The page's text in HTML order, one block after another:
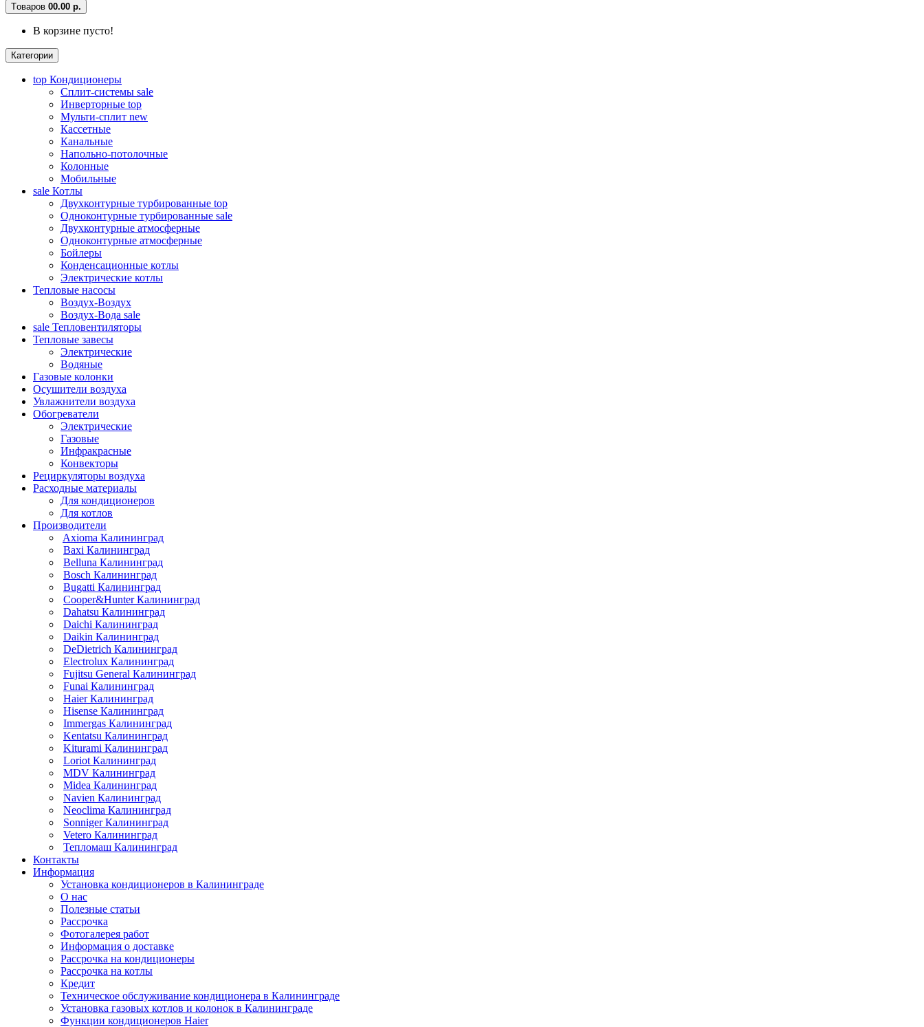
Tоваров 00.00 р.
В корзине пусто!
Категории
top Кондиционеры
Сплит-системы sale
Инверторные top
Мульти-сплит new
Кассетные
Канальные
Напольно-потолочные
Колонные
Мобильные
sale Котлы
Двухконтурные турбированные top
Одноконтурные турбированные sale
Двухконтурные атмосферные
Одноконтурные атмосферные
Бойлеры
Конденсационные котлы
Электрические котлы
Тепловые насосы
Воздух-Воздух
Воздух-Вода sale
sale Тепловентиляторы
Тепловые завесы
Электрические
Водяные
Газовые колонки
Осушители воздуха
Увлажнители воздуха
Обогреватели
Электрические
Газовые
Инфракрасные
Конвекторы
Рециркуляторы воздуха
Расходные материалы
Для кондиционеров
Для котлов
Производители
Axioma Калининград
Baxi Калининград
Belluna Калининград
Bosch Калининград
Bugatti Калининград
Cooper&Hunter Калининград
Dahatsu Калининград
Daichi Калининград
Daikin Калининград
DeDietrich Калининград
Electrolux Калининград
Fujitsu General Калининград
Funai Калининград
Haier Калининград
Hisense Калининград
Immergas Калининград
Kentatsu Калининград
Kiturami Калининград
Loriot Калининград
MDV Калининград
Midea Калининград
Navien Калининград
Neoclima Калининград
Sonniger Калининград
Vetero Калининград
Тепломаш Калининград
Контакты
Информация
Установка кондиционеров в Калининграде
О нас
Полезные статьи
Рассрочка
Фотогалерея работ
Информация о доставке
Рассрочка на кондиционеры
Рассрочка на котлы
Кредит
Техническое обслуживание кондиционера в Калининграде
Установка газовых котлов и колонок в Калининграде
Функции кондиционеров Haier